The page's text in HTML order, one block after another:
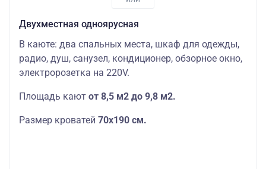
Двухместная одноярусная
В каюте: два спальных места, шкаф для одежды,
радио, душ, санузел, кондиционер, обзорное окно,
электророзетка на 220V.
Площадь кают от 8,5 м2 до 9,8 м2.
Размер кроватей 70х190 см.